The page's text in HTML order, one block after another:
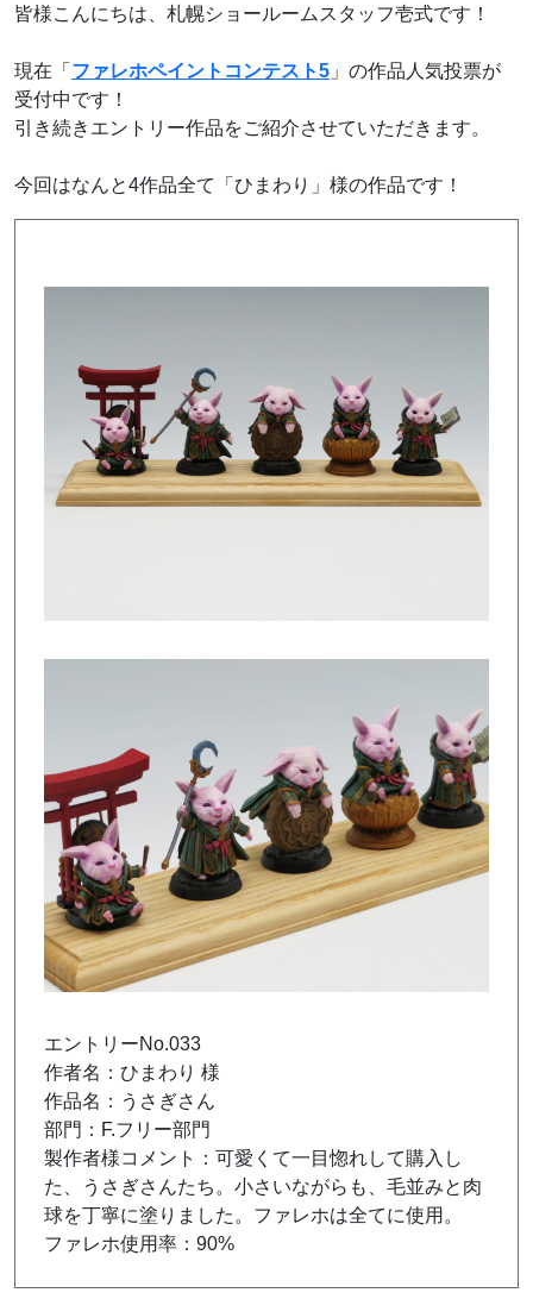
皆様こんにちは、札幌ショールームスタッフ壱式です！
現在「 ファレホペイントコンテスト5 」の作品人気投票が
受付中です！
引き続きエントリー作品をご紹介させていただきます。
今回はなんと4作品全て「ひまわり」様の作品です！
エントリーNo.033
作者名：ひまわり 様
作品名：うさぎさん
部門：F.フリー部門
製作者様コメント：可愛くて一目惚れして購入し
た、うさぎさんたち。小さいながらも、毛並みと肉
球を丁寧に塗りました。ファレホは全てに使用。
ファレホ使用率：90%